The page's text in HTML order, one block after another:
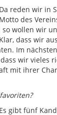
Da reden wir in
des
so wollen wir
dass wir
Im
wir vieles
mit ihrer
Es gibt fünf